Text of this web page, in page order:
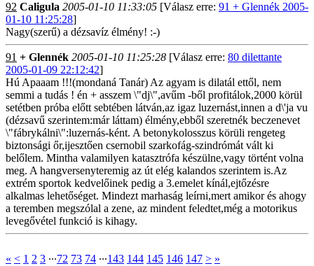
92 Caligula 2005-01-10 11:33:05 [Válasz erre: 91 + Glennék 2005-
01-10 11:25:28]
Nagy(szerű) a dézsavíz élmény! :-)
91 + Glennék 2005-01-10 11:25:28 [Válasz erre: 80 dilettante
2005-01-09 22:12:42]
Hú Apaaam !!!(mondaná Tanár) Az agyam is dilatál ettől, nem
semmi a tudás ! én + asszem \"dj\",avűm -ből profitálok,2000 körül
setétben próba előtt sebtében látván,az igaz luzernást,innen a d\'ja vu
(dézsavű szerintem:már láttam) élmény,ebből szeretnék beczenevet
\"fábrykálni\":luzernás-ként. A betonykolosszus körüli rengeteg
biztonsági őr,ijesztően csernobil szarkofág-szindrómát vált ki
belőlem. Mintha valamilyen katasztrófa készülne,vagy történt volna
meg. A hangversenyteremig az út elég kalandos szerintem is.Az
extrém sportok kedvelőinek pedig a 3.emelet kínál,ejtőzésre
alkalmas lehetőséget. Mindezt marhaság leírni,mert amikor és ahogy
a teremben megszólal a zene, az mindent feledtet,még a motorikus
levegővétel funkció is kihagy.
« < 1 2 3 ∙∙∙72 73 74 ∙∙∙143 144 145 146 147 > »